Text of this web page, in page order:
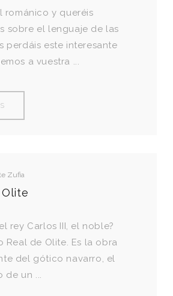
románico y queréis
sobre el lenguaje de las
perdáis este interesante
a vuestra ...
Zufia
rey Carlos III, el noble?
Real de Olite. Es la obra
del gótico navarro, el
de un ...